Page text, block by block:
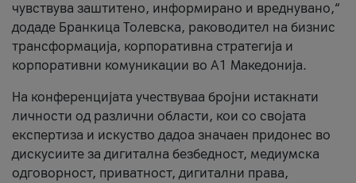
чувствува заштитено, информирано и вреднувано,“
додаде Бранкица Толевска, раководител на бизнис
трансформација, корпоративна стратегија и
корпоративни комуникации во А1 Македонија.
На конференцијата учествуваа бројни истакнати
личности од различни области, кои со својата
експертиза и искуство дадоа значаен придонес во
дискусиите за дигитална безбедност, медиумска
одговорност, приватност, дигитални права,